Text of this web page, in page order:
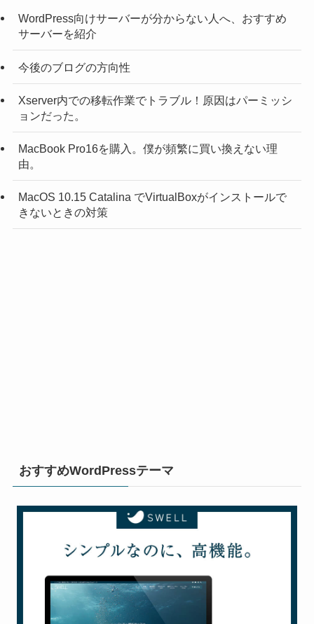
WordPress向けサーバーが分からない人へ、おすすめ
サーバーを紹介
今後のブログの方向性
Xserver内での移転作業でトラブル！原因はパーミッシ
ョンだった。
MacBook Pro16を購入。僕が頻繁に買い換えない理
由。
MacOS 10.15 Catalina でVirtualBoxがインストールで
きないときの対策
おすすめWordPressテーマ